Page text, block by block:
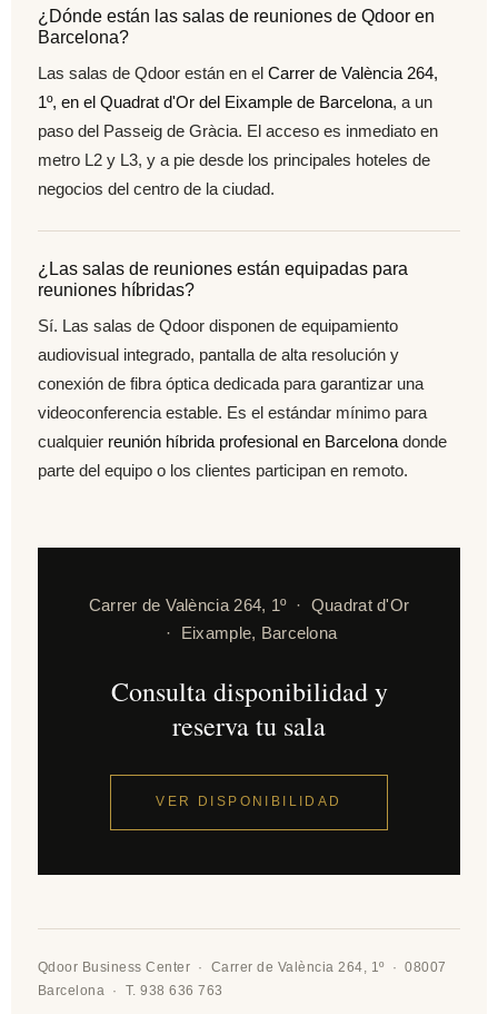
¿Dónde están las salas de reuniones de Qdoor en
Barcelona?
Las salas de Qdoor están en el Carrer de València 264,
1º, en el Quadrat d'Or del Eixample de Barcelona, a un
paso del Passeig de Gràcia. El acceso es inmediato en
metro L2 y L3, y a pie desde los principales hoteles de
negocios del centro de la ciudad.
¿Las salas de reuniones están equipadas para
reuniones híbridas?
Sí. Las salas de Qdoor disponen de equipamiento
audiovisual integrado, pantalla de alta resolución y
conexión de fibra óptica dedicada para garantizar una
videoconferencia estable. Es el estándar mínimo para
cualquier reunión híbrida profesional en Barcelona donde
parte del equipo o los clientes participan en remoto.
Carrer de València 264, 1º · Quadrat d'Or
· Eixample, Barcelona
Consulta disponibilidad y
reserva tu sala
VER DISPONIBILIDAD
Qdoor Business Center · Carrer de València 264, 1º · 08007
Barcelona · T. 938 636 763